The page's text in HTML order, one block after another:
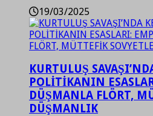
19/03/2025
KURTULUŞ
POLİTİKANIN
DÜŞMANLA FLÖRT,
DÜŞMANLIK